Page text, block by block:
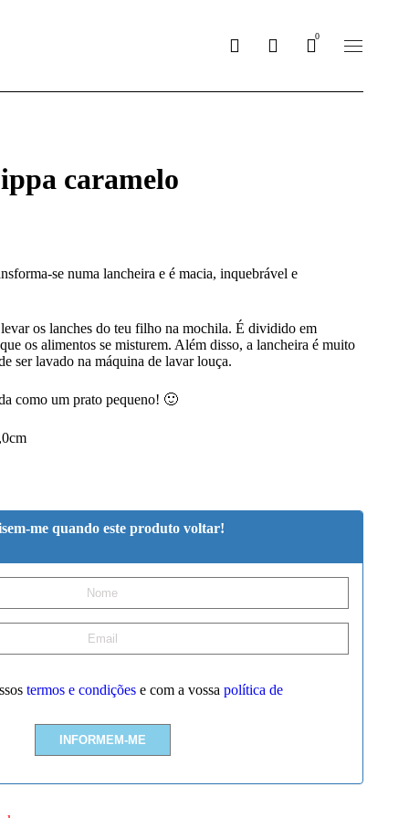
0
caramelo
se numa lancheira e é macia, inquebrável e
os lanches do teu filho na mochila. É dividido em
os alimentos se misturem. Além disso, a lancheira é muito
ser lavado na máquina de lavar louça.
como um prato pequeno! 🙂
me quando este produto voltar!
termos e condições e com a vossa política de